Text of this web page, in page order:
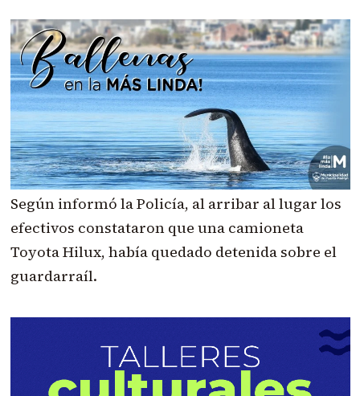
Según informó la Policía, al arribar al lugar los
efectivos constataron que una camioneta
Toyota Hilux, había quedado detenida sobre el
guardarraíl.